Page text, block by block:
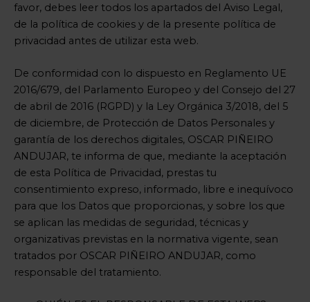
favor, debes leer todos los apartados del Aviso Legal,
de la política de cookies y de la presente política de
privacidad antes de utilizar esta web.
De conformidad con lo dispuesto en Reglamento UE
2016/679, del Parlamento Europeo y del Consejo del 27
de abril de 2016 (RGPD) y la Ley Orgánica 3/2018, del 5
de diciembre, de Protección de Datos Personales y
garantía de los derechos digitales, OSCAR PIÑEIRO
ANDUJAR, te informa de que, mediante la aceptación
de esta Política de Privacidad, prestas tu
consentimiento expreso, informado, libre e inequívoco
para que los Datos que proporcionas, y sobre los que
se aplican las medidas de seguridad, técnicas y
organizativas previstas en la normativa vigente, sean
tratados por OSCAR PIÑEIRO ANDUJAR, como
responsable del tratamiento.